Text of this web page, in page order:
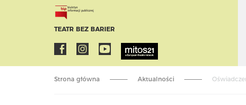
TEATR BEZ BARIER
Strona główna Aktualności